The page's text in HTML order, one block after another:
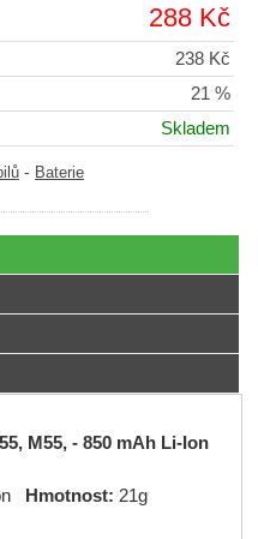
288 Kč
238 Kč
21 %
Skladem
- Baterie
M55, - 850 mAh Li-Ion
Hmotnost: 21g